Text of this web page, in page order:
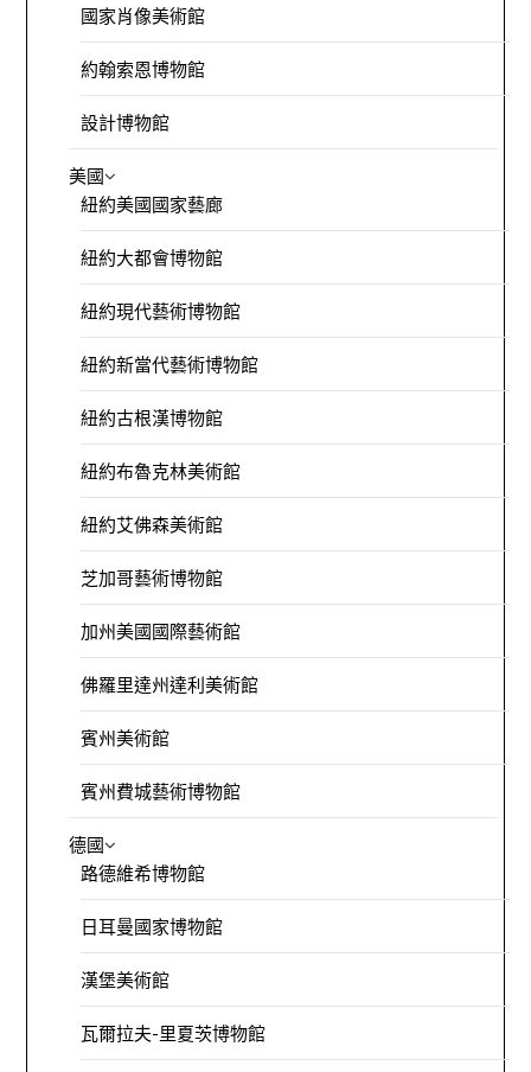
國家肖像美術館
約翰索恩博物館
設計博物館
美國
紐約美國國家藝廊
紐約大都會博物館
紐約現代藝術博物館
紐約新當代藝術博物館
紐約古根漢博物館
紐約布魯克林美術館
紐約艾佛森美術館
芝加哥藝術博物館
加州美國國際藝術館
佛羅里達州達利美術館
賓州美術館
賓州費城藝術博物館
德國
路德維希博物館
日耳曼國家博物館
漢堡美術館
瓦爾拉夫-里夏茨博物館